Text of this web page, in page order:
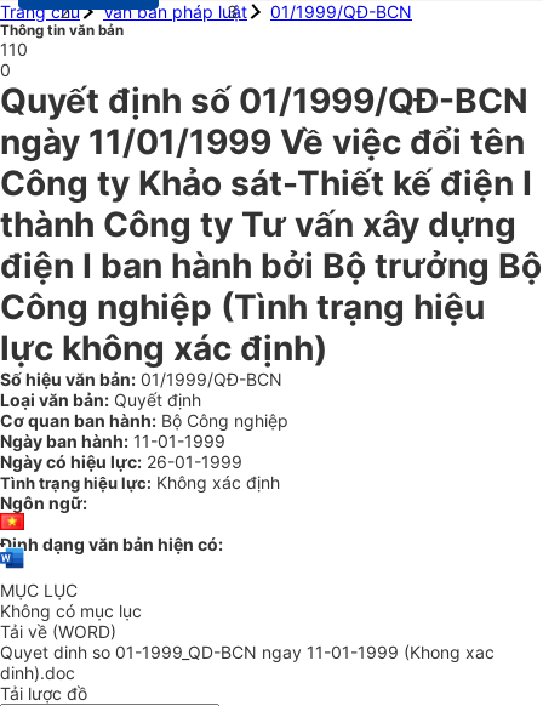
Trang chủ
Văn bản pháp luật 01/1999/QĐ-BCN
Thông tin văn bản
110
0
Quyết định số 01/1999/QĐ-BCN
ngày 11/01/1999 Về việc đổi tên
Công ty Khảo sát-Thiết kế điện I
thành Công ty Tư vấn xây dựng
điện I ban hành bởi Bộ trưởng Bộ
Công nghiệp (Tình trạng hiệu
lực không xác định)
Số hiệu văn bản: 01/1999/QĐ-BCN
Loại văn bản: Quyết định
Cơ quan ban hành: Bộ Công nghiệp
Ngày ban hành: 11-01-1999
Ngày có hiệu lực: 26-01-1999
Tình trạng hiệu lực: Không xác định
Ngôn ngữ:
Định dạng văn bản hiện có:
MỤC LỤC
Không có mục lục
Tải về (WORD)
Quyet dinh so 01-1999_QD-BCN ngay 11-01-1999 (Khong xac
dinh).doc
Tải lược đồ